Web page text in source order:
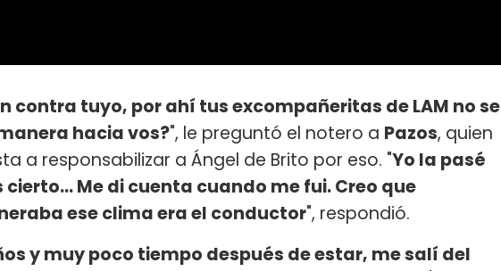
contra tuyo, por ahí tus excompañeritas de LAM no se
hacia vos?", le preguntó el notero a Pazos, quien
a responsabilizar a Ángel de Brito por eso. "Yo la pasé
cierto... Me di cuenta cuando me fui. Creo que
ese clima era el conductor", respondió.
y muy poco tiempo después de estar, me salí del